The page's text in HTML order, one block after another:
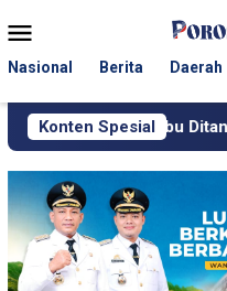
ke
Mobile
Nasional Berita Daerah
Konten Spesial
Ditangani dalam 24 Jam